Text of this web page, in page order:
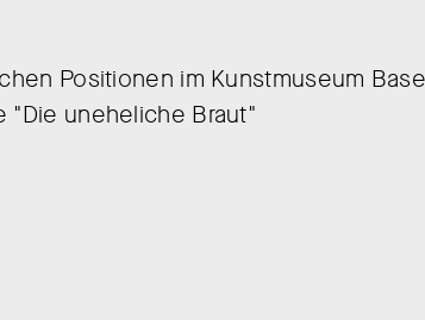
Positionen im Kunstmuseum
"Die uneheliche Braut"